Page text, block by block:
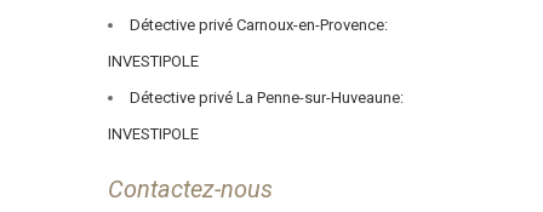
Détective privé Carnoux-en-Provence:
INVESTIPOLE
Détective privé La Penne-sur-Huveaune:
INVESTIPOLE
Contactez-nous